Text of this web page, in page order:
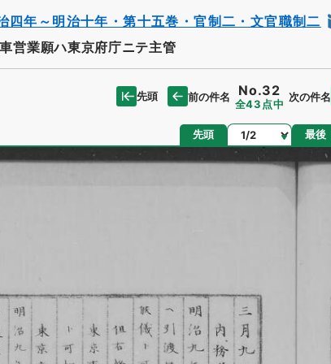
四年～明治十年・第十五巻・官制二・文官職制二
営業願ハ東京府庁ニテ主管
先頭 前の件名 No.32
全43点中
次の件名
先頭 ページ 最後